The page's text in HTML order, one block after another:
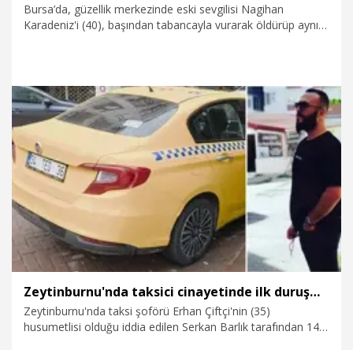
Bursa’da, güzellik merkezinde eski sevgilisi Nagihan
Karadeniz'i (40), başından tabancayla vurarak öldürüp aynı
bağlandı. Dertli, yeni ameliyat olduğu için yüzünde kanama
olduğunu ve savunmasını yapamayacağını belirtti. Duruşma,
ertelendi.
17.07.2026
Zeytinburnu'nda taksici cinayetinde ilk duruşma
Zeytinburnu'nda taksi şoförü Erhan Çiftçi'nin (35)
husumetlisi olduğu iddia edilen Serkan Barlık tarafından 14